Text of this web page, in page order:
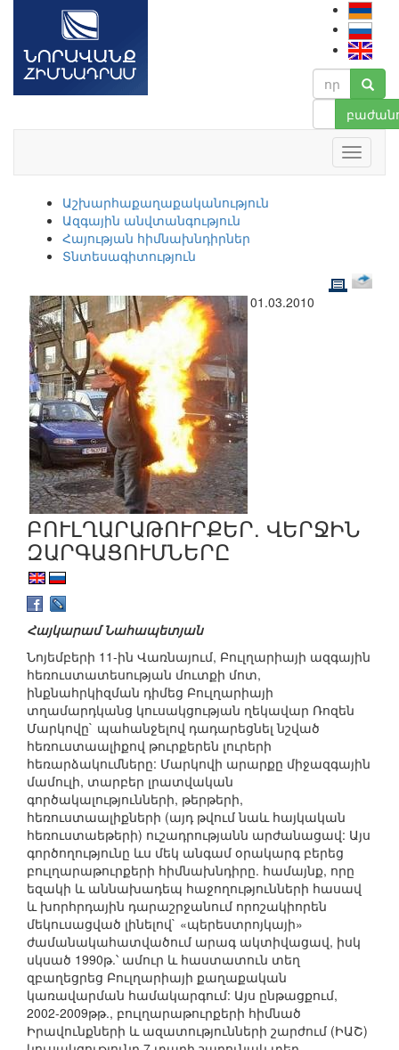
Աշխարհաքաղաքականություն
Ազգային անվտանգություն
Հայության հիմնախնդիրներ
Տնտեսագիտություն
01.03.2010
ԲՈՒԼՂԱՐԱԹՈՒՐՔԵՐ. ՎԵՐՋԻՆ
ԶԱՐԳԱՑՈՒՄՆԵՐԸ
Հայկարամ Նահապետյան
Նոյեմբերի 11-ին Վառնայում, Բուլղարիայի ազգային
հեռուստատեսության մուտքի մոտ,
ինքնահրկիզման դիմեց Բուլղարիայի
տղամարդկանց կուսակցության ղեկավար Ռոզեն
Մարկովը` պահանջելով դադարեցնել նշված
հեռուստաալիքով թուրքերեն լուրերի
հեռարձակումները: Մարկովի արարքը միջազգային
մամուլի, տարբեր լրատվական
գործակալությունների, թերթերի,
հեռուստաալիքների (այդ թվում նաև հայկական
հեռուստաեթերի) ուշադրությանն արժանացավ: Այս
գործողությունը ևս մեկ անգամ օրակարգ բերեց
բուլղարաթուրքերի հիմնախնդիրը. համայնք, որը
եզակի և աննախադեպ հաջողությունների հասավ
և խորհրդային դարաշրջանում որոշակիորեն
մեկուսացված լինելով` «պերեստրոյկայի»
ժամանակահատվածում արագ ակտիվացավ, իսկ
սկսած 1990թ.՝ ամուր և հաստատուն տեղ
զբաղեցրեց Բուլղարիայի քաղաքական
կառավարման համակարգում: Այս ընթացքում,
2002-2009թթ., բուլղարաթուրքերի հիմնած
Իրավունքների և ազատությունների շարժում (ԻԱՇ)